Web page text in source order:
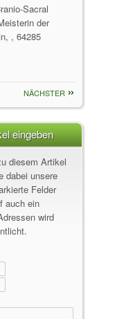
Sacral
der
, 64285
NÄCHSTER
eingeben
diesem Artikel
dabei unsere
Felder
auch ein
wird